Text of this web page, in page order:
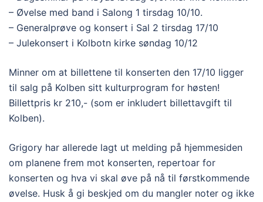
– Øvelse med band i Salong 1 tirsdag 10/10.
– Generalprøve og konsert i Sal 2 tirsdag 17/10
– Julekonsert i Kolbotn kirke søndag 10/12
Minner om at billettene til konserten den 17/10 ligger
til salg på Kolben sitt kulturprogram for høsten!
Billettpris kr 210,- (som er inkludert billettavgift til
Kolben).
Grigory har allerede lagt ut melding på hjemmesiden
om planene frem mot konserten, repertoar for
konserten og hva vi skal øve på nå til førstkommende
øvelse. Husk å gi beskjed om du mangler noter og ikke